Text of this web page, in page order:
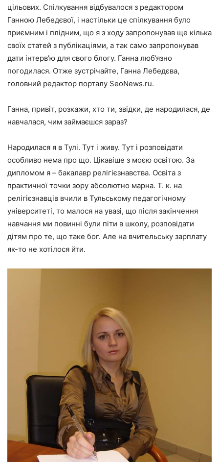
цільових. Спілкування відбувалося з редактором
Ганною Лебедєвої, і настільки це спілкування було
приємним і плідним, що я з ходу запропонував ще кілька
своїх статей з публікаціями, а так само запропонував
дати інтерв’ю для свого блогу. Ганна люб’язно
погодилася. Отже зустрічайте, Ганна Лебедєва,
головний редактор порталу SeoNews.ru.
Ганна, привіт, розкажи, хто ти, звідки, де народилася, де
навчалася, чим займаєшся зараз?
Народилася я в Тулі. Тут і живу. Тут і розповідати
особливо нема про що. Цікавіше з моєю освітою. За
дипломом я – бакалавр релігієзнавства. Освіта з
практичної точки зору абсолютно марна. Т. к. на
релігієзнавців вчили в Тульському педагогічному
університеті, то малося на увазі, що після закінчення
навчання ми повинні були піти в школу, розповідати
дітям про те, що таке бог. Але на вчительську зарплату
як-то не хотілося йти.